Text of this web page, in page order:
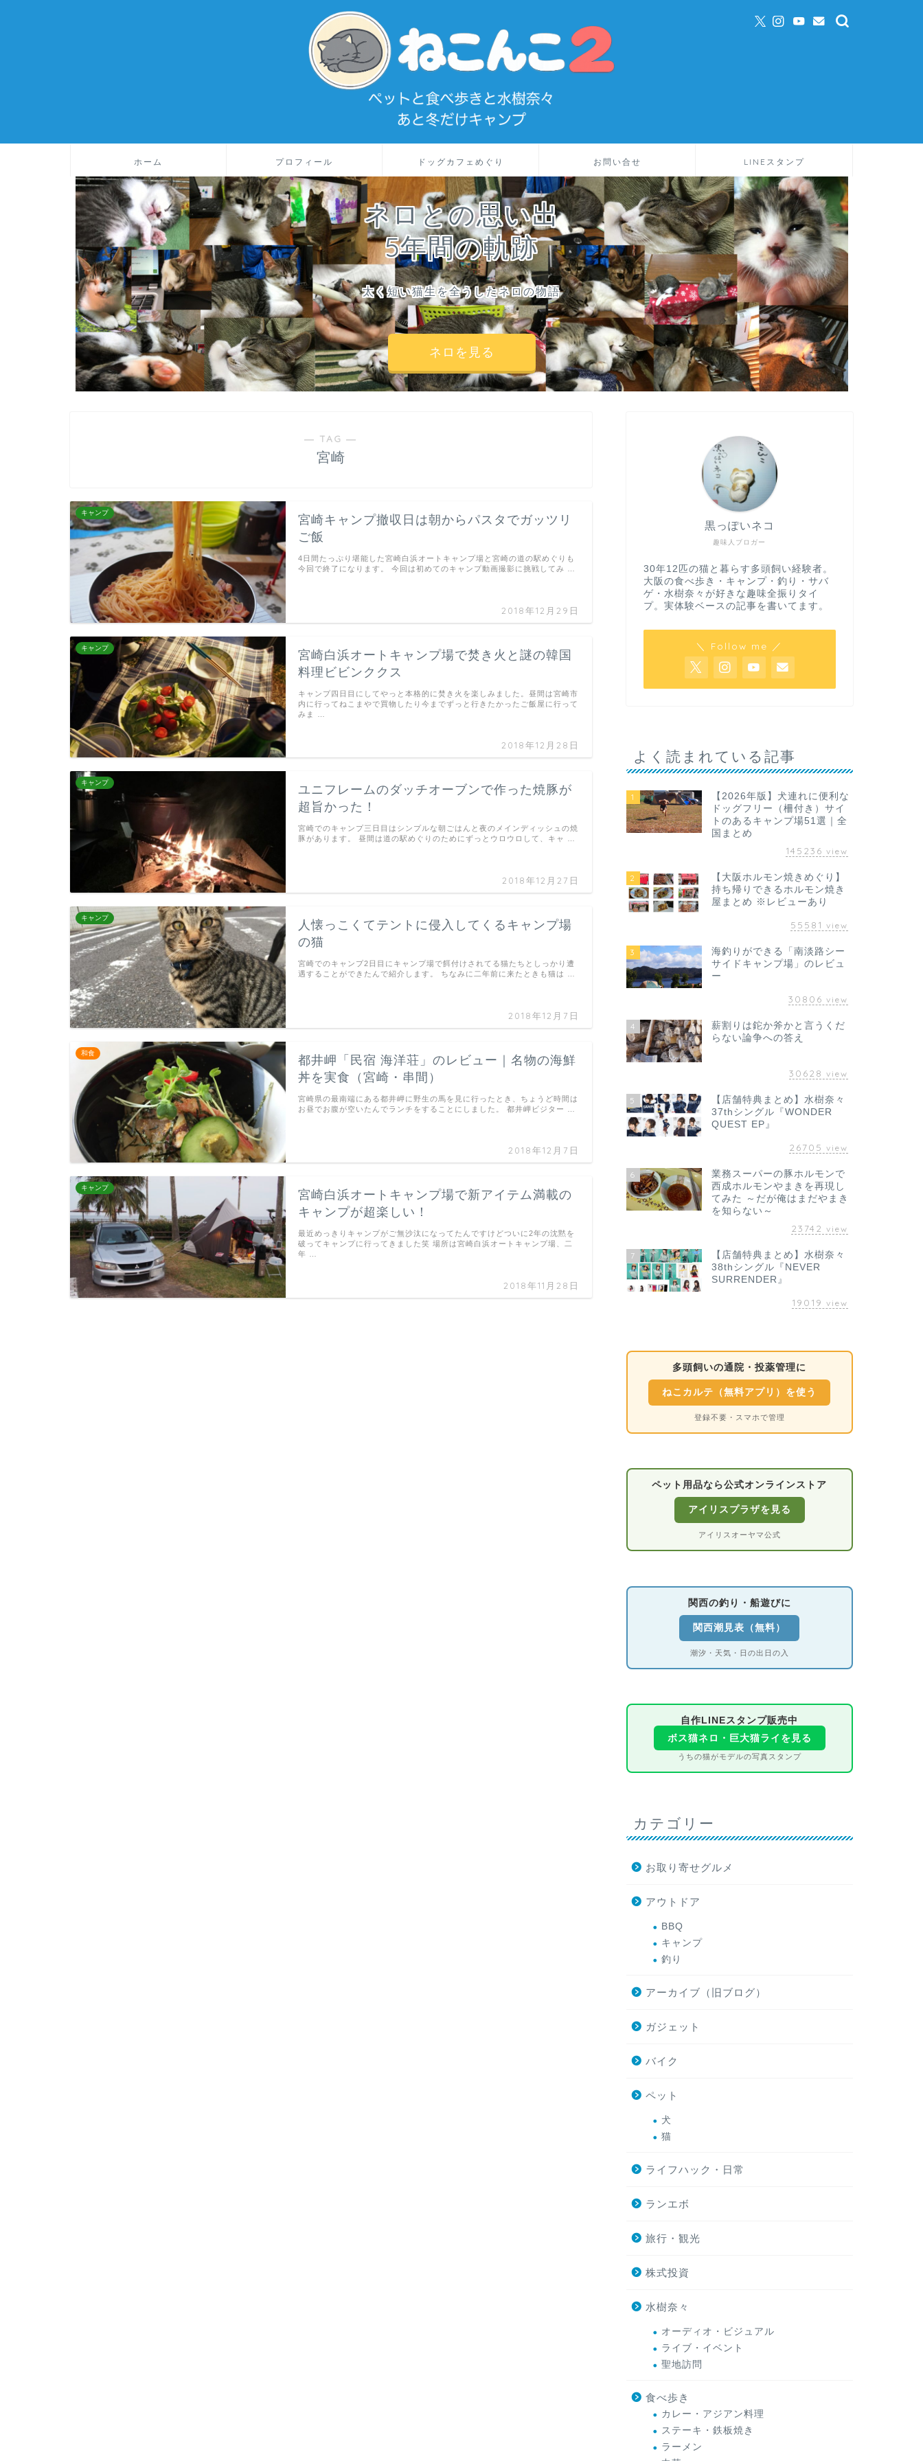
ホーム プロフィール ドッグカフェめぐり お問い合せ LINEスタンプ
ネロとの思い出
5年間の軌跡
太く短い猫生を全うしたネロの物語
ネロを見る
― TAG ―
宮崎
キャンプ
宮崎キャンプ撤収日は朝からパスタでガッツリ
ご飯
2018年12月29日
4日間たっぷり堪能した宮崎白浜オートキャンプ場と宮崎の道の駅めぐりも
今回で終了になります。 今回は初めてのキャンプ動画撮影に挑戦してみ …
キャンプ
宮崎白浜オートキャンプ場で焚き火と謎の韓国
料理ビビンククス
2018年12月28日
キャンプ四日目にしてやっと本格的に焚き火を楽しみました。昼間は宮崎市
内に行ってねこまやで買物したり今までずっと行きたかったご飯屋に行って
みま …
キャンプ
ユニフレームのダッチオーブンで作った焼豚が
超旨かった！
2018年12月27日
宮崎でのキャンプ三日目はシンプルな朝ごはんと夜のメインディッシュの焼
豚があります。 昼間は道の駅めぐりのためにずっとウロウロして、キャ …
キャンプ
人懐っこくてテントに侵入してくるキャンプ場
の猫
2018年12月7日
宮崎でのキャンプ2日目にキャンプ場で餌付けされてる猫たちとしっかり遭
遇することができたんで紹介します。 ちなみに二年前に来たときも猫は …
和食
都井岬「民宿 海洋荘」のレビュー｜名物の海鮮
丼を実食（宮崎・串間）
2018年12月7日
宮崎県の最南端にある都井岬に野生の馬を見に行ったとき、ちょうど時間は
お昼でお腹が空いたんでランチをすることにしました。 都井岬ビジター …
キャンプ
宮崎白浜オートキャンプ場で新アイテム満載の
キャンプが超楽しい！
2018年11月28日
最近めっきりキャンプがご無沙汰になってたんですけどついに2年の沈黙を
破ってキャンプに行ってきました笑 場所は宮崎白浜オートキャンプ場、二
年 …
趣味人ブロガー
黒っぽいネコ
30年12匹の猫と暮らす多頭飼い経験者。
大阪の食べ歩き・キャンプ・釣り・サバ
ゲ・水樹奈々が好きな趣味全振りタイ
プ。実体験ベースの記事を書いてます。
＼ Follow me ／
よく読まれている記事
1
【2026年版】犬連れに便利な
ドッグフリー（柵付き）サイ
トのあるキャンプ場51選｜全
国まとめ
145236 view
2
【大阪ホルモン焼きめぐり】
持ち帰りできるホルモン焼き
屋まとめ ※レビューあり
55581 view
3
海釣りができる「南淡路シー
サイドキャンプ場」のレビュ
ー
30806 view
4
薪割りは鉈か斧かと言うくだ
らない論争への答え
30628 view
5
【店舗特典まとめ】水樹奈々
37thシングル『WONDER
QUEST EP』
26705 view
6
業務スーパーの豚ホルモンで
西成ホルモンやまきを再現し
てみた ～だが俺はまだやまき
を知らない～
23742 view
7
【店舗特典まとめ】水樹奈々
38thシングル『NEVER
SURRENDER』
19019 view
多頭飼いの通院・投薬管理に
ねこカルテ（無料アプリ）を使う
登録不要・スマホで管理
ペット用品なら公式オンラインストア
アイリスプラザを見る
アイリスオーヤマ公式
関西の釣り・船遊びに
関西潮見表（無料）
潮汐・天気・日の出日の入
自作LINEスタンプ販売中
ボス猫ネロ・巨大猫ライを見る
うちの猫がモデルの写真スタンプ
カテゴリー
お取り寄せグルメ
アウトドア
BBQ
キャンプ
釣り
アーカイブ（旧ブログ）
ガジェット
バイク
ペット
犬
猫
ライフハック・日常
ランエボ
旅行・観光
株式投資
水樹奈々
オーディオ・ビジュアル
ライブ・イベント
聖地訪問
食べ歩き
カレー・アジアン料理
ステーキ・鉄板焼き
ラーメン